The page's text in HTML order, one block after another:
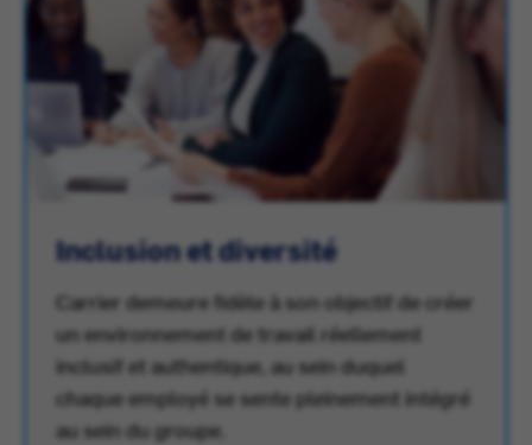
Inclusion et diversité
Carrier demeure fidèle à son objectif de créer
un environnement de travail réellement
inclusif et authentique, au sein duquel
chaque employé se sente pleinement intégré
au sein du groupe.